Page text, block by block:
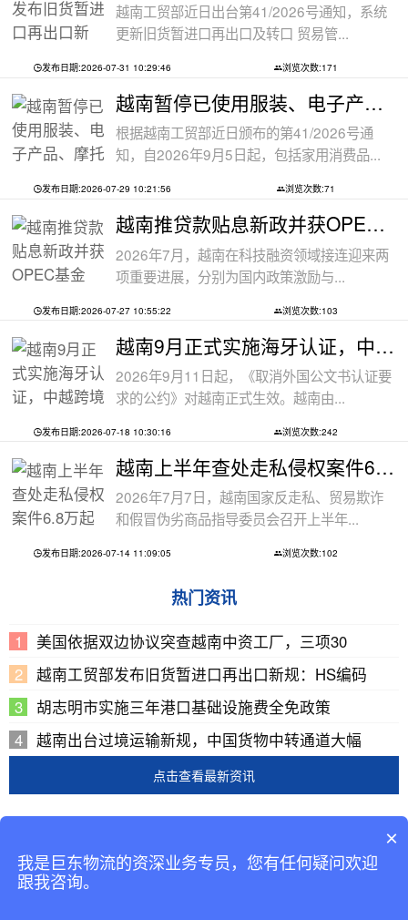
越南工贸部近日出台第41/2026号通知，系统
更新旧货暂进口再出口及转口 贸易管...
发布日期:2026-07-31 10:29:46 浏览次数:171
越南暂停已使用服装、电子产品、摩托车
根据越南工贸部近日颁布的第41/2026号通
知，自2026年9月5日起，包括家用消费品...
发布日期:2026-07-29 10:21:56 浏览次数:71
越南推贷款贴息新政并获OPEC基金5000万美
2026年7月，越南在科技融资领域接连迎来两
项重要进展，分别为国内政策激励与...
发布日期:2026-07-27 10:55:22 浏览次数:103
越南9月正式实施海牙认证，中越跨境文件
2026年9月11日起，《取消外国公文书认证要
求的公约》对越南正式生效。越南由...
发布日期:2026-07-18 10:30:16 浏览次数:242
越南上半年查处走私侵权案件6.8万起
2026年7月7日，越南国家反走私、贸易欺诈
和假冒伪劣商品指导委员会召开上半年...
发布日期:2026-07-14 11:09:05 浏览次数:102
热门资讯
美国依据双边协议突查越南中资工厂，三项30
越南工贸部发布旧货暂进口再出口新规：HS编码
胡志明市实施三年港口基础设施费全免政策
越南出台过境运输新规，中国货物中转通道大幅
点击查看最新资讯
版权所有
备案号： 粤ICP备13069001号-2
×
我是巨东物流的资深业务专员，您有任何疑问欢迎
跟我咨询。